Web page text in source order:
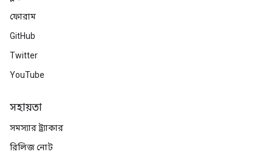
ফোরাম
GitHub
Twitter
YouTube
সহায়তা
সমস্যার ট্র্যাকার
রিলিজ নোট